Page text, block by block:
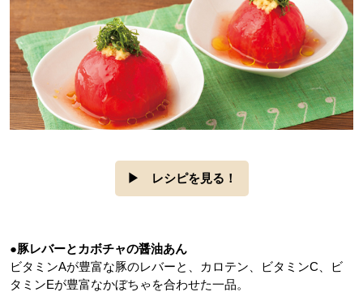
▶ レシピを見る！
●豚レバーとカボチャの醤油あん
ビタミンAが豊富な豚のレバーと、カロテン、ビタミンC、ビ
タミンEが豊富なかぼちゃを合わせた一品。